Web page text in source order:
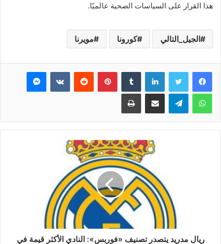
هذا القرار على السياسات الصحية عالميًا.
الجيل_التالي كورونا مويرنا
فيسبوك تويتر لينكدإن بينتيريست ماسنجر
واتساب تيلقرام مشاركة عبر البريد طباعة
ريال مدريد يتصدر تصنيف «فوربس»: النادي الأكثر قيمة في